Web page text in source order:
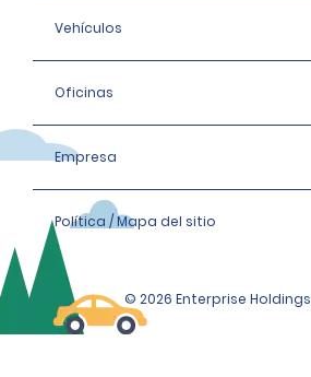
Vehículos
Oficinas
Empresa
Política / Mapa del sitio
© 2026 Enterprise